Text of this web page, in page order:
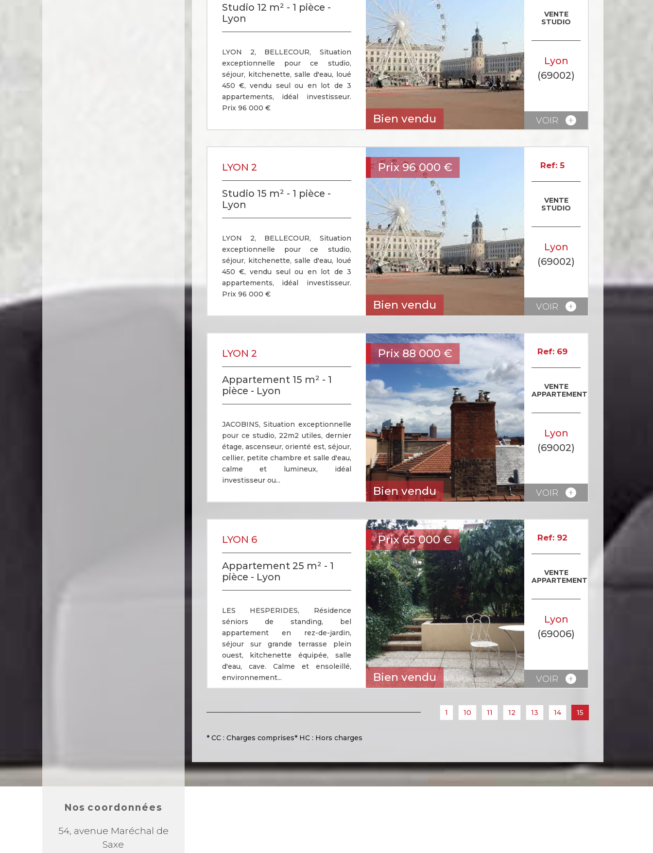
Bien vendu
Studio 12 m² - 1 pièce -
Lyon
LYON 2, BELLECOUR, Situation
exceptionnelle pour ce studio,
séjour, kitchenette, salle d'eau, loué
450 €, vendu seul ou en lot de 3
appartements, idéal investisseur.
Prix 96 000 €
VENTE
STUDIO
Lyon
(69002)
VOIR
Bien vendu
Prix 96 000 €
LYON 2
Studio 15 m² - 1 pièce -
Lyon
LYON 2, BELLECOUR, Situation
exceptionnelle pour ce studio,
séjour, kitchenette, salle d'eau, loué
450 €, vendu seul ou en lot de 3
appartements, idéal investisseur.
Prix 96 000 €
Ref: 5
VENTE
STUDIO
Lyon
(69002)
VOIR
Bien vendu
Prix 88 000 €
LYON 2
Appartement 15 m² - 1
pièce - Lyon
JACOBINS, Situation exceptionnelle
pour ce studio, 22m2 utiles, dernier
étage, ascenseur, orienté est, séjour,
cellier, petite chambre et salle d'eau,
calme et lumineux, idéal
investisseur ou...
Ref: 69
VENTE
APPARTEMENT
Lyon
(69002)
VOIR
Bien vendu
Prix 65 000 €
LYON 6
Appartement 25 m² - 1
pièce - Lyon
LES HESPERIDES, Résidence
séniors de standing, bel
appartement en rez-de-jardin,
séjour sur grande terrasse plein
ouest, kitchenette équipée, salle
d'eau, cave. Calme et ensoleillé,
environnement...
Ref: 92
VENTE
APPARTEMENT
Lyon
(69006)
VOIR
1 10 11 12 13 14 15
* CC : Charges comprises* HC : Hors charges
Nos coordonnées
54, avenue Maréchal de
Saxe